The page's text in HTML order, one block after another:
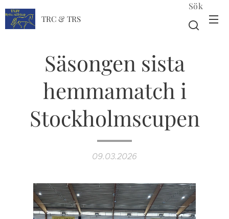
TRC & TRS
Sök
Säsongen sista
hemmamatch i
Stockholmscupen
09.03.2026